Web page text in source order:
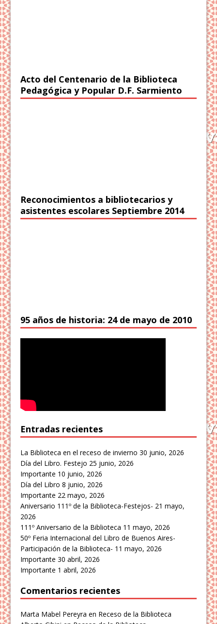
Acto del Centenario de la Biblioteca
Pedagógica y Popular D.F. Sarmiento
Reconocimientos a bibliotecarios y
asistentes escolares Septiembre 2014
95 años de historia: 24 de mayo de 2010
Entradas recientes
La Biblioteca en el receso de invierno 30 junio, 2026
Día del Libro. Festejo 25 junio, 2026
Importante 10 junio, 2026
Día del Libro 8 junio, 2026
Importante 22 mayo, 2026
Aniversario 111º de la Biblioteca-Festejos- 21 mayo,
2026
111º Aniversario de la Biblioteca 11 mayo, 2026
50º Feria Internacional del Libro de Buenos Aires-
Participación de la Biblioteca- 11 mayo, 2026
Importante 30 abril, 2026
Importante 1 abril, 2026
Comentarios recientes
Marta Mabel Pereyra en Receso de la Biblioteca